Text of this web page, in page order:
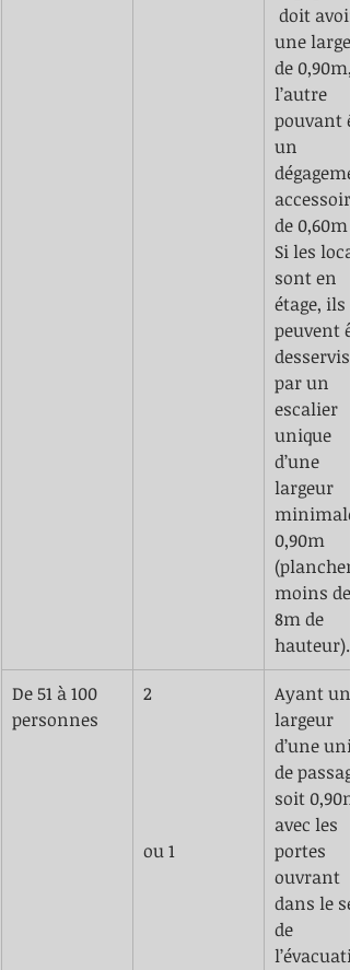
doit avoir
une
de 0,90m,
l’autre
pouvant
un
de 0,60m
Si les
sont en
étage, ils
peuvent
desservis
par un
escalier
unique
d’une
largeur
0,90m
(plancher
moins de
8m de
hauteur).
De 51 à 100
personnes
2
ou 1
​Ayant
largeur
d’une
de
soit
avec les
portes
ouvrant
dans le
de